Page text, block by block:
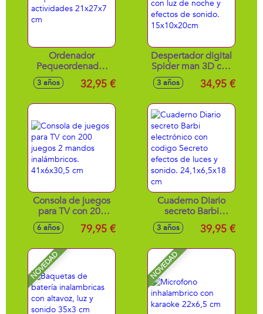
Ordenador
Pequeordenador
20 actividades
21x27x7 cm
3 años 32,95 €
Despertador digital
Spider man 3D con
luz de noche y
efectos de sonido.
3 años 34,95 €
Consola de juegos
para TV con 200
juegos 2 mandos
inalámbricos.
6 años 79,95 €
Cuaderno Diario
secreto Barbi
electrónico con
codigo Secreto
sonido.
24,1x6,5x18 cm
3 años 39,95 €
NOVEDAD NOVEDAD